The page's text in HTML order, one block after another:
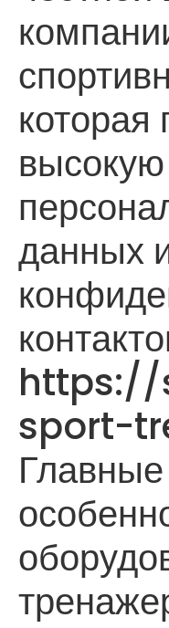
которая
данных
https://
sport-